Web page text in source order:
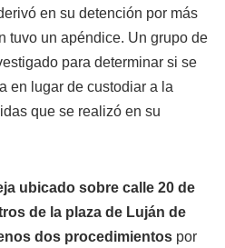
en su detención por más
tuvo un apéndice. Un grupo de
para determinar si se
en lugar de custodiar a la
que se realizó en su
ubicado sobre calle 20 de
de la plaza de Luján de
dos procedimientos por